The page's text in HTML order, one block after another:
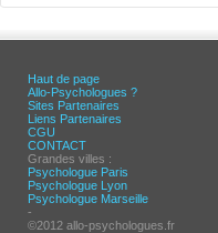
Haut de page
Allo-Psychologues ?
Sites Partenaires
Liens Partenaires
CGU
CONTACT
Grandes villes :
Psychologue Paris
Psychologue Lyon
Psychologue Marseille
-
©2012 allo-psychologues.fr